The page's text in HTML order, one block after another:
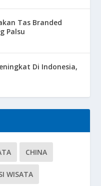
Tas Branded
Palsu
Di Indonesia,
CHINA
WISATA